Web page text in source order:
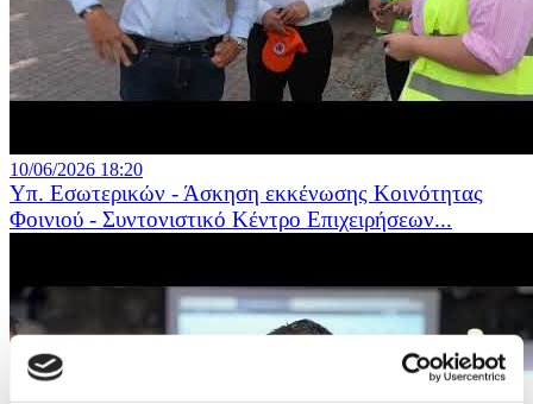
10/06/2026 18:20
Υπ. Εσωτερικών - Άσκηση εκκένωσης Κοινότητας
Φοινιού - Συντονιστικό Κέντρο Επιχειρήσεων...